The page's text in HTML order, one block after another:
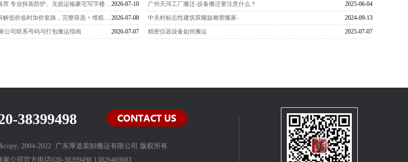
2026-07-10
广州天河古董红木家具搬家公司推荐 专业拆装防护、无损运输豪宅写字楼搬迁
2026-07-08
广州天河区搬家公司避坑：深度拆解低价临时加价套路，完整筛选 + 维权实操指南
2026-07-07
公司联系号码与打包搬运指南
2025-06-04
广州天河工厂搬迁-设备搬迁要注意什么？
2024-09-13
中关村标志性建筑双螺旋雕塑搬家-
2025-07-07
精密仪器设备如何搬运
38399498
2004-2022 广东厚道装卸搬运有限公司 版权所有
家公司官方电话020-38399498 13826469883